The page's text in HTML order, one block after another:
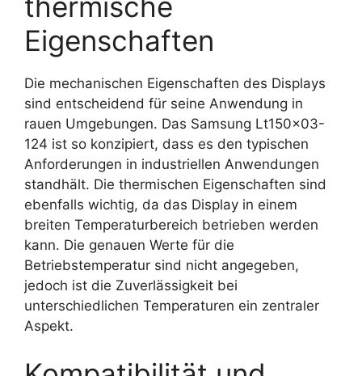
Eigenschaften
Die mechanischen Eigenschaften des Displays
sind entscheidend für seine Anwendung in
rauen Umgebungen. Das Samsung Lt150x03-
124 ist so konzipiert, dass es den typischen
Anforderungen in industriellen Anwendungen
standhält. Die thermischen Eigenschaften sind
ebenfalls wichtig, da das Display in einem
breiten Temperaturbereich betrieben werden
kann. Die genauen Werte für die
Betriebstemperatur sind nicht angegeben,
jedoch ist die Zuverlässigkeit bei
unterschiedlichen Temperaturen ein zentraler
Aspekt.